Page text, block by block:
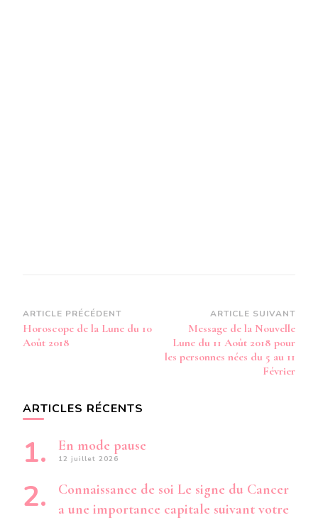
Navigation
d’article
ARTICLE PRÉCÉDENT
Horoscope de la Lune du 10
Août 2018
ARTICLE SUIVANT
Message de la Nouvelle
Lune du 11 Août 2018 pour
les personnes nées du 5 au 11
Février
ARTICLES RÉCENTS
En mode pause
12 juillet 2026
Connaissance de soi Le signe du Cancer
a une importance capitale suivant votre